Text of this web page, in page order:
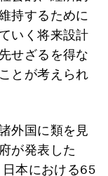
持するために
いく将来設計
せざるを得な
とが考えられ
外国に類を見
が発表した
本における65